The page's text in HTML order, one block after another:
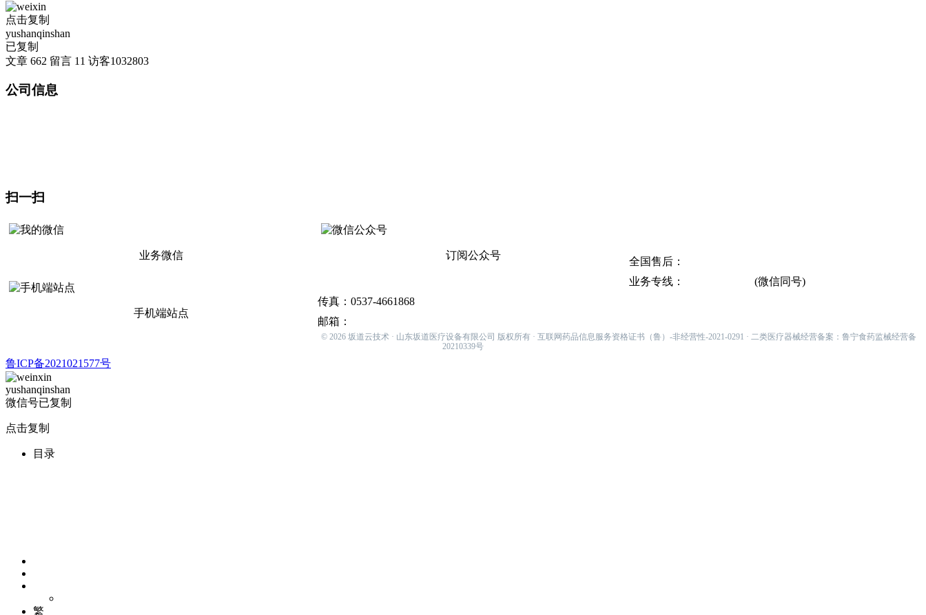
点击复制
yushanqinshan
已复制
文章 662 留言 11 访客1032803
公司信息
扫一扫
业务微信 订阅公众号
手机端站点
全国售后：
业务专线：
(微信同号)
传真：0537-4661868
邮箱：
© 2026 坂道云技术 · 山东坂道医疗设备有限公司 版权所有 · 互联网药品信息服务资格证书（鲁）-非经营性-2021-0291 · 二类医疗器械经营备案：鲁宁食药监械经营备
20210339号
鲁ICP备2021021577号
yushanqinshan
微信号已复制
点击复制
目录
繁